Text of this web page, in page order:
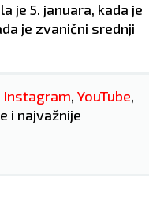
je 5. januara, kada je
je zvanični srednji
Instagram, YouTube,
i najvažnije